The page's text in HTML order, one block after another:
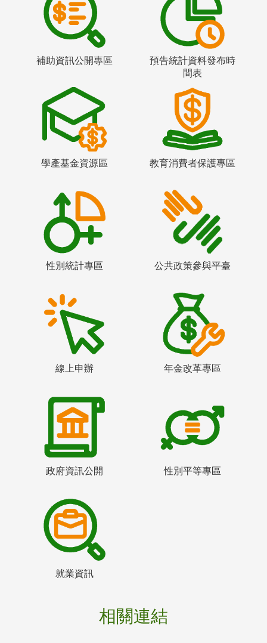
補助資訊公開專區
預告統計資料發布時
間表
學產基金資源區 教育消費者保護專區
性別統計專區 公共政策參與平臺
線上申辦 年金改革專區
政府資訊公開 性別平等專區
就業資訊
相關連結